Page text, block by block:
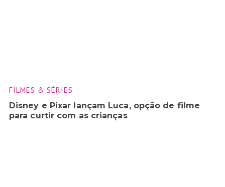
FILMES & SÉRIES
Disney e Pixar lançam Luca, opção de filme
para curtir com as crianças